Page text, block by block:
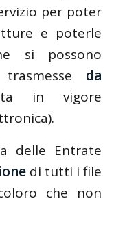
per poter
e poterle
si possono
da
in vigore
delle Entrate
di tutti i file
che non